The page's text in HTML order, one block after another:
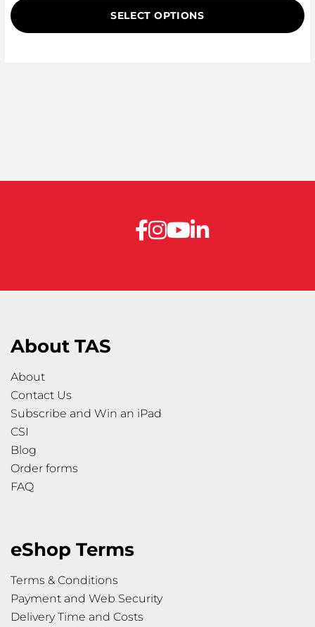
customer
rating
SELECT OPTIONS
About TAS
About
Contact Us
Subscribe and Win an iPad
CSI
Blog
Order forms
FAQ
eShop Terms
Terms & Conditions
Payment and Web Security
Delivery Time and Costs